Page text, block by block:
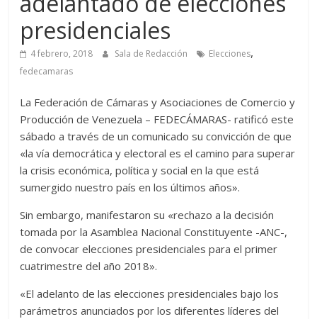
presidenciales
4 febrero, 2018 Sala de Redacción Elecciones,
fedecamaras
La Federación de Cámaras y Asociaciones de Comercio y
Producción de Venezuela – FEDECÁMARAS- ratificó este
sábado a través de un comunicado su convicción de que
«la vía democrática y electoral es el camino para superar
la crisis económica, política y social en la que está
sumergido nuestro país en los últimos años».
Sin embargo, manifestaron su «rechazo a la decisión
tomada por la Asamblea Nacional Constituyente -ANC-,
de convocar elecciones presidenciales para el primer
cuatrimestre del año 2018».
«El adelanto de las elecciones presidenciales bajo los
parámetros anunciados por los diferentes líderes del